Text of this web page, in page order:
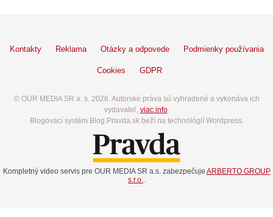
Kontakty Reklama Otázky a odpovede Podmienky používania
Cookies GDPR
© OUR MEDIA SR a. s. 2026. Autorské práva sú vyhradené a vykonáva ich
vydavateľ, viac info.
Blogovací systém Blog.Pravda.sk beží na technológií Wordpress.
Kompletný video servis pre OUR MEDIA SR a.s. zabezpečuje ARBERTO GROUP
s.r.o.